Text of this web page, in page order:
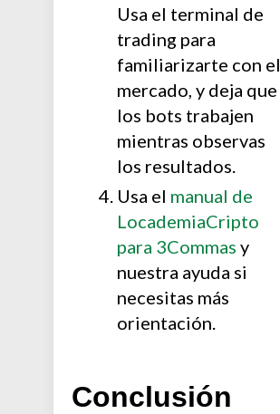
Usa el terminal de
trading para
familiarizarte con el
mercado, y deja que
los bots trabajen
mientras observas
los resultados.
Usa el manual de
LocademiaCripto
para 3Commas y
nuestra ayuda si
necesitas más
orientación.
Conclusión